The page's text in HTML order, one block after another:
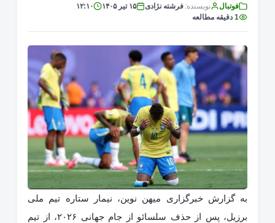
فوتبال نویسنده: فرشته نژادی ۱۵ تیر ۱۴۰۵
۱۲:۱۰
1 دقیقه مطالعه
به گزارش خبرگزاری میهن نوین، نیمار ستاره تیم ملی
برزیل، پس از حذف سلسائو از جام جهانی ۲۰۲۶، از تیم